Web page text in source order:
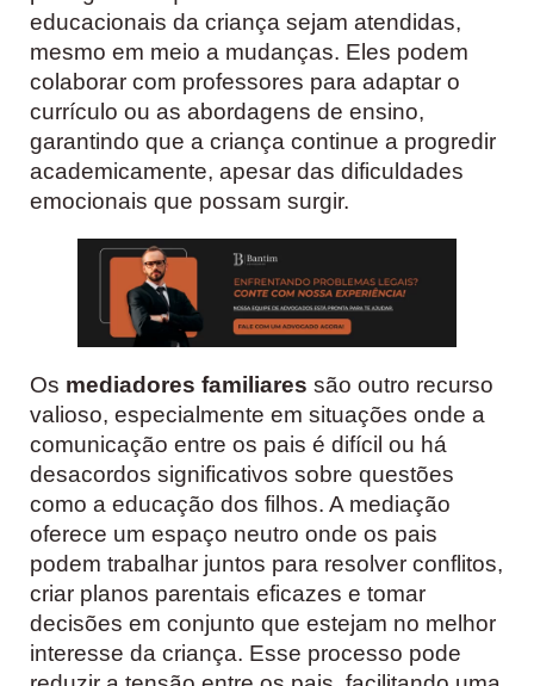
educacionais da criança sejam atendidas,
mesmo em meio a mudanças. Eles podem
colaborar com professores para adaptar o
currículo ou as abordagens de ensino,
garantindo que a criança continue a progredir
academicamente, apesar das dificuldades
emocionais que possam surgir.
Os mediadores familiares são outro recurso
valioso, especialmente em situações onde a
comunicação entre os pais é difícil ou há
desacordos significativos sobre questões
como a educação dos filhos. A mediação
oferece um espaço neutro onde os pais
podem trabalhar juntos para resolver conflitos,
criar planos parentais eficazes e tomar
decisões em conjunto que estejam no melhor
interesse da criança. Esse processo pode